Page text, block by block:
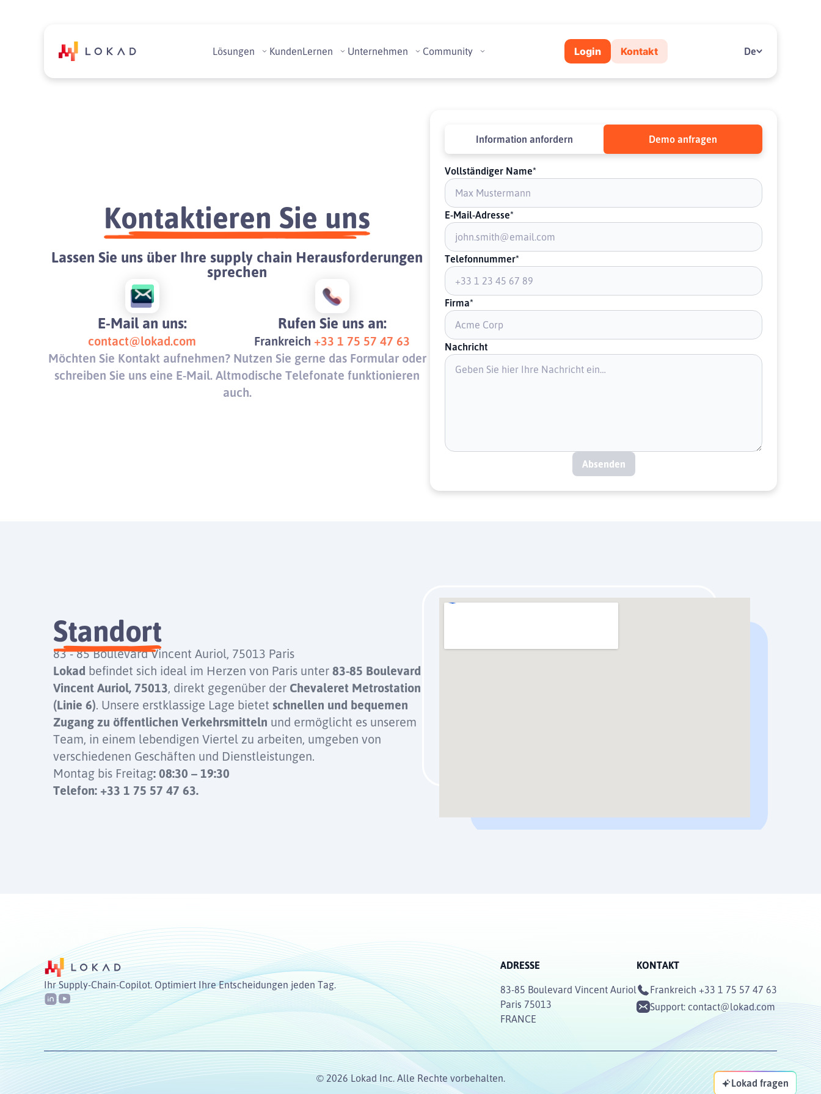
Lösungen KundenLernen Unternehmen Community Login Kontakt De
Kontaktieren Sie uns
Lassen Sie uns über Ihre supply chain Herausforderungen
sprechen
E-Mail an uns:
contact@lokad.com
Rufen Sie uns an:
Frankreich +33 1 75 57 47 63
Möchten Sie Kontakt aufnehmen? Nutzen Sie gerne das Formular oder
schreiben Sie uns eine E-Mail. Altmodische Telefonate funktionieren
auch.
Information anfordern Demo anfragen
Vollständiger Name*
E-Mail-Adresse*
Telefonnummer*
Firma*
Nachricht
Absenden
Standort
83 - 85 Boulevard Vincent Auriol, 75013 Paris
Lokad befindet sich ideal im Herzen von Paris unter 83-85 Boulevard
Vincent Auriol, 75013, direkt gegenüber der Chevaleret Metrostation
(Linie 6). Unsere erstklassige Lage bietet schnellen und bequemen
Zugang zu öffentlichen Verkehrsmitteln und ermöglicht es unserem
Team, in einem lebendigen Viertel zu arbeiten, umgeben von
verschiedenen Geschäften und Dienstleistungen.
Montag bis Freitag: 08:30 – 19:30
Telefon: +33 1 75 57 47 63.
Ihr Supply-Chain-Copilot. Optimiert Ihre Entscheidungen jeden Tag.
ADRESSE
83-85 Boulevard Vincent Auriol
Paris 75013
FRANCE
KONTAKT
Frankreich +33 1 75 57 47 63
Support: contact@lokad.com
© 2026 Lokad Inc. Alle Rechte vorbehalten. Lokad fragen